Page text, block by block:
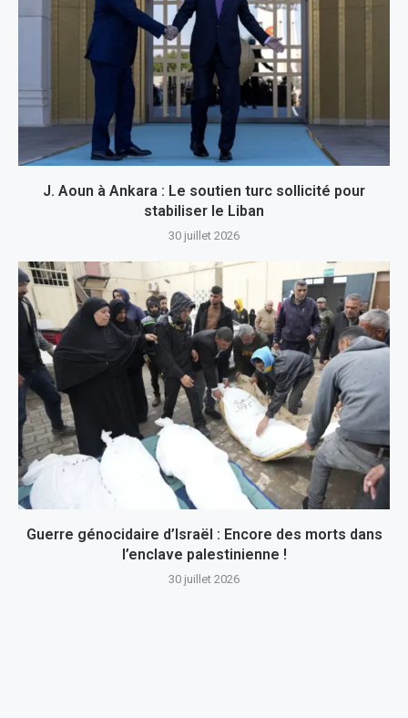
J. Aoun à Ankara : Le soutien turc sollicité pour
stabiliser le Liban
30 juillet 2026
Guerre génocidaire d’Israël : Encore des morts dans
l’enclave palestinienne !
30 juillet 2026